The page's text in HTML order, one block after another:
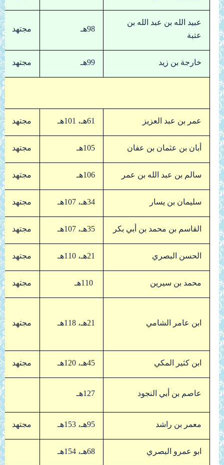
عبيد الله بن عبد الله بن
عتبة
98هـ مجتهد
خارجة بن زيد 99هـ مجتهد
عمر بن عبد العزيز 61هـ، 101هـ مجتهد
أبان بن عثمان بن عفان 105هـ مجتهد
سالم بن عبد الله بن عمر 106هـ مجتهد
سليمان بن يسار 34هـ، 107هـ مجتهد
القاسم بن محمد بن أبي بكر 35هـ، 107هـ مجتهد
الحسن البصري 21هـ، 110هـ مجتهد
محمد بن سيرين 110هـ مجتهد
ابن عامر الشامي 21هـ، 118هـ مجتهد
ابن كثير المكي 45هـ، 120هـ مجتهد
عاصم بن أبي النجود 127هـ
معمر بن راشد 95هـ، 153هـ مجتهد
ابو عمرو البصري 68هـ، 154هـ